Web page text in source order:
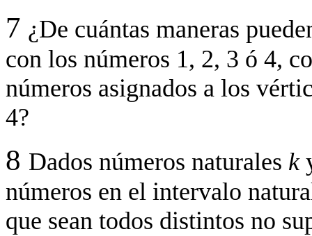
7 ¿De cuántas maneras
con los números 1, 2, 3 ó 4,
números asignados a los
4?
8 Dados números naturales k
números en el intervalo
que sean todos distintos no